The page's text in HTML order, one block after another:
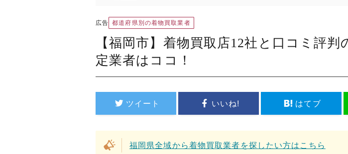
広告 都道府県別の着物買取業者
【福岡市】着物買取店12社と口コミ評判
定業者はココ！
ツイート いいね! はてブ
福岡県全域から着物買取業者を探したい方はこちら